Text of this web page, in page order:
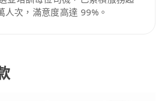
人次，滿意度高達 99%。